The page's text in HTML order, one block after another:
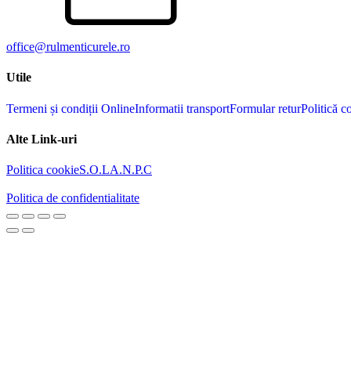
office@rulmenticurele.ro
Utile
Termeni și condiții OnlineInformatii transportFormular returPolitică
Alte Link-uri
Politica cookieS.O.LA.N.P.C
Politica de confidentialitate